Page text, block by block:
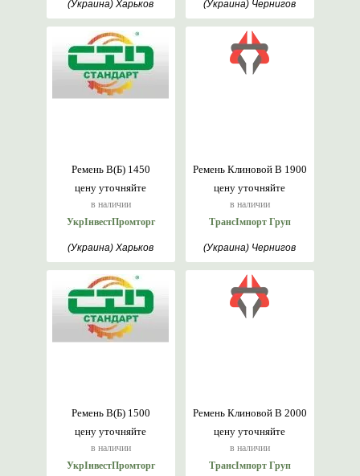
(Украина) Харьков (Украина) Чернигов
цену уточняйте
в наличии
Ремень В(Б) 1450
УкрІнвестПромторг
(Украина) Харьков
цену уточняйте
в наличии
Ремень Клиновой В 1900
ТрансІмпорт Груп
(Украина) Чернигов
цену уточняйте
в наличии
Ремень В(Б) 1500
УкрІнвестПромторг
цену уточняйте
в наличии
Ремень Клиновой В 2000
ТрансІмпорт Груп